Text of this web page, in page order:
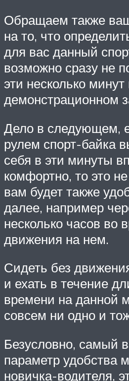
Обращаем также
на то, что
для вас данный
возможно сразу не
эти несколько минут
демонстрационном
Дело в следующем,
рулем спорт-байка
себя в эти минуты
комфортно, то это
вам будет также
далее, например
несколько часов во
движения на нем.
Сидеть без
и ехать в течение
времени на данной
совсем ни одно и
Безусловно, самый
параметр удобства
новичка-водителя,